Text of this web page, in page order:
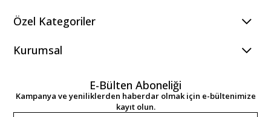
Özel Kategoriler
Kurumsal
E-Bülten Aboneliği
Kampanya ve yeniliklerden haberdar olmak için e-bültenimize
kayıt olun.